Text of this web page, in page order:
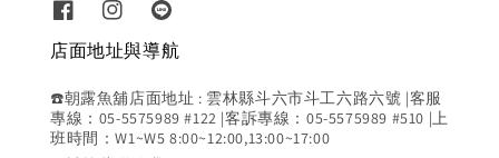
店面地址與導航
☎️朝露魚舖店面地址 : 雲林縣斗六市斗工六路六號 |客服
專線：05-5575989 #122 |客訴專線：05-5575989 #510 |上
班時間：W1~W5 8:00~12:00,13:00~17:00